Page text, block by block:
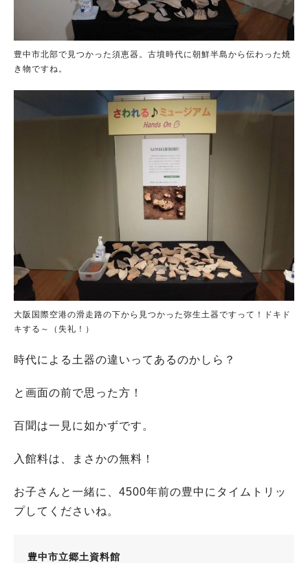
豊中市北部で見つかった須恵器。古墳時代に朝鮮半島から伝わった焼
き物ですね。
大阪国際空港の滑走路の下から見つかった弥生土器ですって！ドキド
キする～（失礼！）
時代による土器の違いってあるのかしら？
と画面の前で思った方！
百聞は一見に如かずです。
入館料は、まさかの無料！
お子さんと一緒に、4500年前の豊中にタイムトリッ
プしてくださいね。
豊中市立郷土資料館